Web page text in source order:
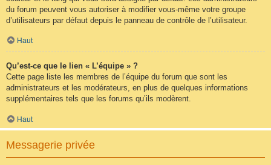
du forum peuvent vous autoriser à modifier vous-même votre groupe
d’utilisateurs par défaut depuis le panneau de contrôle de l’utilisateur.
Haut
Qu’est-ce que le lien « L’équipe » ?
Cette page liste les membres de l’équipe du forum que sont les
administrateurs et les modérateurs, en plus de quelques informations
supplémentaires tels que les forums qu’ils modèrent.
Haut
Messagerie privée